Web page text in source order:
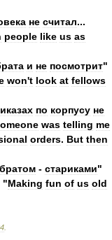
не считал...
people like us as
и не посмотрит"
won't look at fellows
по корпусу не
was telling me
orders. But then
братом - стариками"
"Making fun of us old